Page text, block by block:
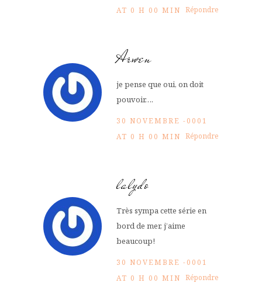
AT 0 H 00 MIN Répondre
Arwen
je pense que oui, on doit
pouvoir….
30 NOVEMBRE -0001
AT 0 H 00 MIN Répondre
lalydo
Très sympa cette série en
bord de mer, j’aime
beaucoup!
30 NOVEMBRE -0001
AT 0 H 00 MIN Répondre